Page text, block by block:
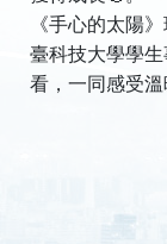
《手心的太陽
臺科技大學學
看，一同感受